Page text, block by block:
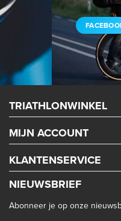
TRIATHLONWINKEL
MIJN ACCOUNT
KLANTENSERVICE
NIEUWSBRIEF
Abonneer je op onze